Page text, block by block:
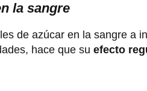
la sangre
de azúcar en la sangre a
hace que su efecto